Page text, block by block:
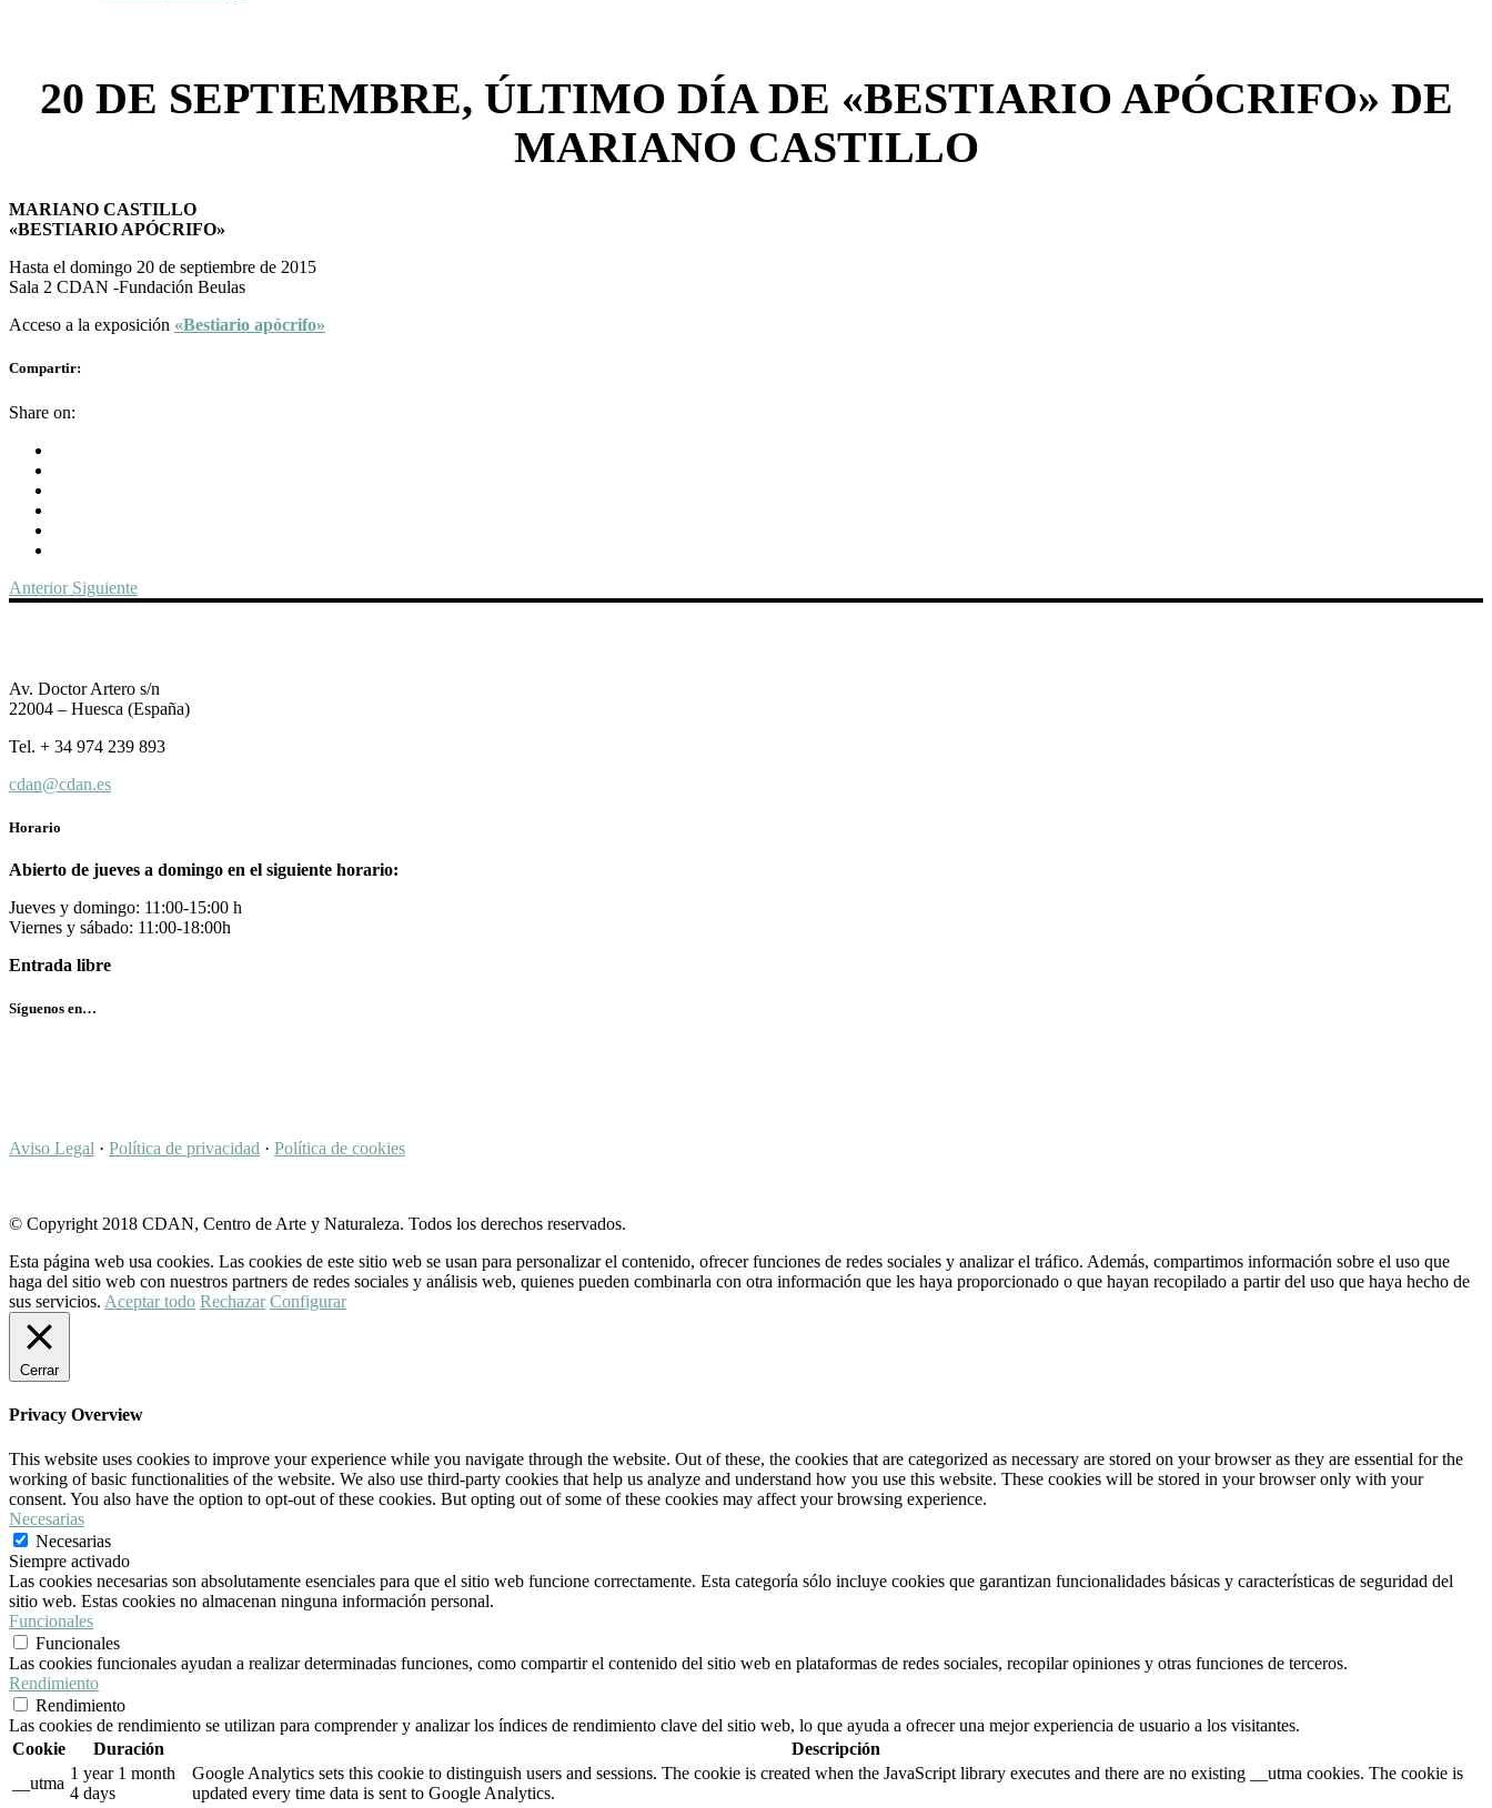
20 DE SEPTIEMBRE, ÚLTIMO DÍA DE «BESTIARIO APÓCRIFO» DE
MARIANO CASTILLO
MARIANO CASTILLO
«BESTIARIO APÓCRIFO»
Hasta el domingo 20 de septiembre de 2015
Sala 2 CDAN -Fundación Beulas
Acceso a la exposición «Bestiario apócrifo»
Compartir:
Share on:
Anterior Siguiente
Av. Doctor Artero s/n
22004 – Huesca (España)
Tel. + 34 974 239 893
cdan@cdan.es
Horario
Abierto de jueves a domingo en el siguiente horario:
Jueves y domingo: 11:00-15:00 h
Viernes y sábado: 11:00-18:00h
Entrada libre
Síguenos en…
Aviso Legal · Política de privacidad · Política de cookies
© Copyright 2018 CDAN, Centro de Arte y Naturaleza. Todos los derechos reservados.
Esta página web usa cookies. Las cookies de este sitio web se usan para personalizar el contenido, ofrecer funciones de redes sociales y analizar el tráfico. Además, compartimos información sobre el uso que
haga del sitio web con nuestros partners de redes sociales y análisis web, quienes pueden combinarla con otra información que les haya proporcionado o que hayan recopilado a partir del uso que haya hecho de
sus servicios. Aceptar todo Rechazar Configurar
Cerrar
Privacy Overview
This website uses cookies to improve your experience while you navigate through the website. Out of these, the cookies that are categorized as necessary are stored on your browser as they are essential for the
working of basic functionalities of the website. We also use third-party cookies that help us analyze and understand how you use this website. These cookies will be stored in your browser only with your
consent. You also have the option to opt-out of these cookies. But opting out of some of these cookies may affect your browsing experience.
Necesarias
Necesarias
Siempre activado
Las cookies necesarias son absolutamente esenciales para que el sitio web funcione correctamente. Esta categoría sólo incluye cookies que garantizan funcionalidades básicas y características de seguridad del
sitio web. Estas cookies no almacenan ninguna información personal.
Funcionales
Funcionales
Las cookies funcionales ayudan a realizar determinadas funciones, como compartir el contenido del sitio web en plataformas de redes sociales, recopilar opiniones y otras funciones de terceros.
Rendimiento
Rendimiento
Las cookies de rendimiento se utilizan para comprender y analizar los índices de rendimiento clave del sitio web, lo que ayuda a ofrecer una mejor experiencia de usuario a los visitantes.
Cookie
Duración
Descripción
__utma
1 year 1 month
4 days
Google Analytics sets this cookie to distinguish users and sessions. The cookie is created when the JavaScript library executes and there are no existing __utma cookies. The cookie is
updated every time data is sent to Google Analytics.